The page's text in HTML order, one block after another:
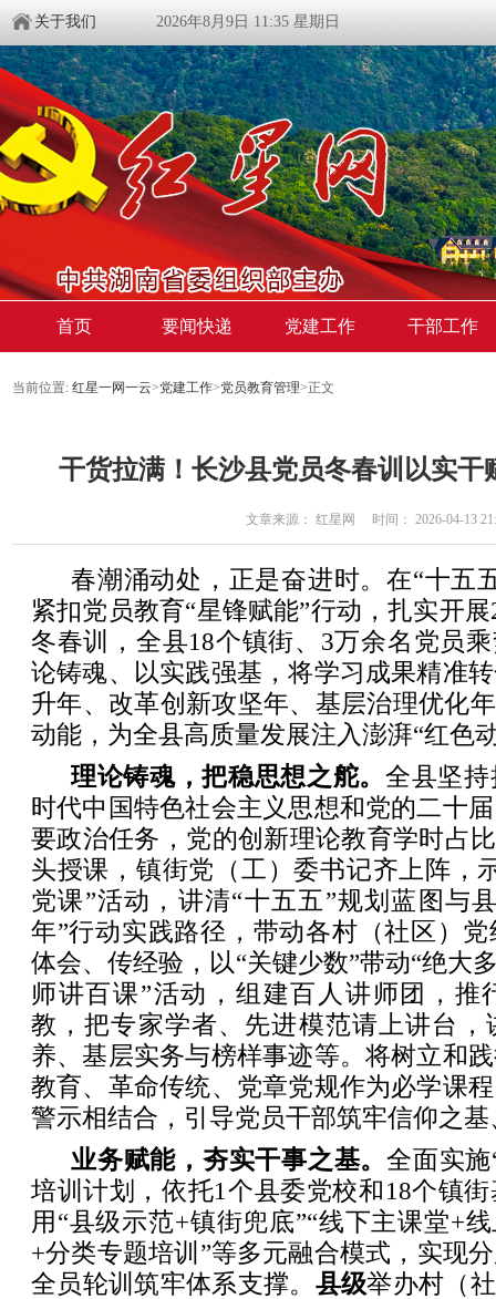
关于我们 2026年8月9日 11:35 星期日
首页 要闻快递 党建工作 干部工作
当前位置: 红星一网一云>党建工作>党员教育管理>正文
干货拉满！长沙县党员冬春训以实干
文章来源： 红星网 时间： 2026-04-13
春潮涌动处，正是奋进时。在“十五
紧扣党员教育“星锋赋能”行动，扎实开
冬春训，全县18个镇街、3万余名党员
论铸魂、以实践强基，将学习成果精准
升年、改革创新攻坚年、基层治理优化
动能，为全县高质量发展注入澎湃“红色
理论铸魂，把稳思想之舵。 全县坚
时代中国特色社会主义思想和党的二十
要政治任务，党的创新理论教育学时占
头授课，镇街党（工）委书记齐上阵，
党课”活动，讲清“十五五”规划蓝图与
年”行动实践路径，带动各村（社区）
体会、传经验，以“关键少数”带动“绝大
师讲百课”活动，组建百人讲师团，推
教，把专家学者、先进模范请上讲台，
养、基层实务与榜样事迹等。将树立和
教育、革命传统、党章党规作为必学课
警示相结合，引导党员干部筑牢信仰之
业务赋能，夯实干事之基。全面实
培训计划，依托1个县委党校和18个镇
用“县级示范+镇街兜底”“线下主课堂+
+分类专题培训”等多元融合模式，实现
全员轮训筑牢体系支撑。 县级举办村（